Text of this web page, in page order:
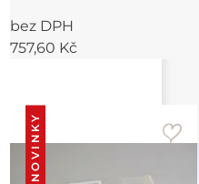
bez DPH
757,60 Kč
NOVINKY